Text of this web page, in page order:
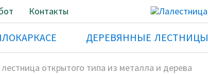
Контакты
ДЕРЕВЯННЫЕ ЛЕСТНИЦЫ
открытого типа из металла и дерева